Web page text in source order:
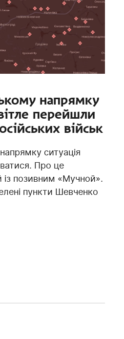
напрямку
перейшли
військ
ситуація
Про це
із позивним «Мучной».
пункти Шевченко